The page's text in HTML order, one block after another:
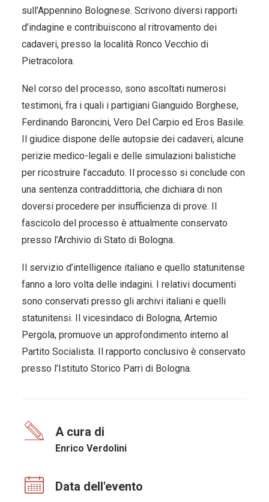
sull’Appennino Bolognese. Scrivono diversi rapporti
d’indagine e contribuiscono al ritrovamento dei
cadaveri, presso la località Ronco Vecchio di
Pietracolora.
Nel corso del processo, sono ascoltati numerosi
testimoni, fra i quali i partigiani Gianguido Borghese,
Ferdinando Baroncini, Vero Del Carpio ed Eros Basile.
Il giudice dispone delle autopsie dei cadaveri, alcune
perizie medico-legali e delle simulazioni balistiche
per ricostruire l’accaduto. Il processo si conclude con
una sentenza contraddittoria, che dichiara di non
doversi procedere per insufficienza di prove. Il
fascicolo del processo è attualmente conservato
presso l’Archivio di Stato di Bologna.
Il servizio d’intelligence italiano e quello statunitense
fanno a loro volta delle indagini. I relativi documenti
sono conservati presso gli archivi italiani e quelli
statunitensi. Il vicesindaco di Bologna, Artemio
Pergola, promuove un approfondimento interno al
Partito Socialista. Il rapporto conclusivo è conservato
presso l’Istituto Storico Parri di Bologna.
A cura di
Enrico Verdolini
Data dell'evento